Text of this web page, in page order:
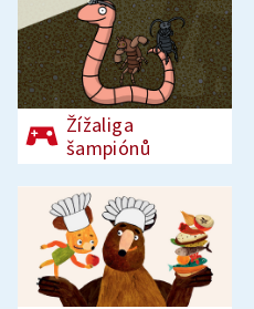
Žížaliga
šampiónů